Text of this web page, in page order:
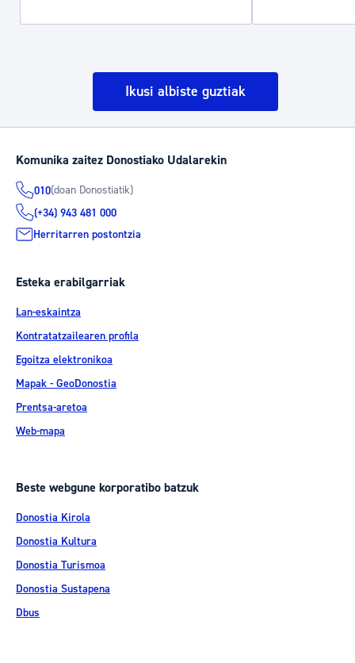
Ikusi albiste guztiak
Komunika zaitez Donostiako Udalarekin
010(doan Donostiatik)
(+34) 943 481 000
Herritarren postontzia
Esteka erabilgarriak
Lan-eskaintza
Kontratatzailearen profila
Egoitza elektronikoa
Mapak - GeoDonostia
Prentsa-aretoa
Web-mapa
Beste webgune korporatibo batzuk
Donostia Kirola
Donostia Kultura
Donostia Turismoa
Donostia Sustapena
Dbus